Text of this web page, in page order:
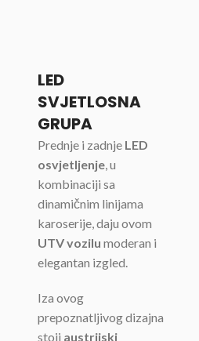
LED
SVJETLOSNA
GRUPA
Prednje i zadnje LED
osvjetljenje , u
kombinaciji sa
dinamičnim linijama
karoserije, daju ovom
UTV vozilu moderan i
elegantan izgled.
Iza ovog
prepoznatljivog dizajna
stoji austrijski